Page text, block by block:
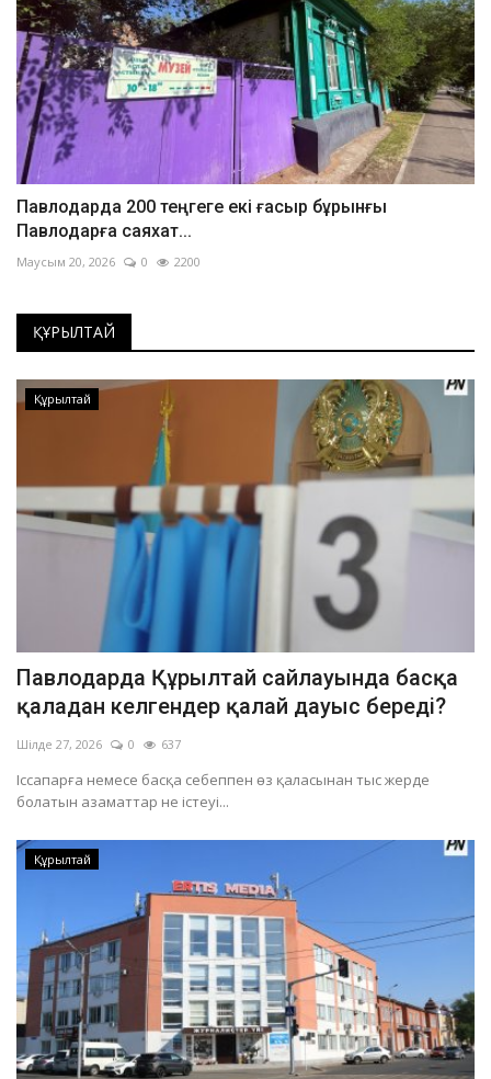
Павлодарда 200 теңгеге екі ғасыр бұрынғы
Павлодарға саяхат...
Маусым 20, 2026 0 2200
ҚҰРЫЛТАЙ
Құрылтай
Павлодарда Құрылтай сайлауында басқа
қаладан келгендер қалай дауыс береді?
Шілде 27, 2026 0 637
Іссапарға немесе басқа себеппен өз қаласынан тыс жерде
болатын азаматтар не істеуі...
Құрылтай